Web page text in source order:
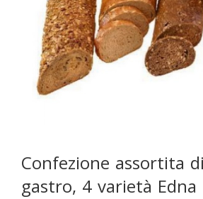
Confezione assortita
gastro, 4 varietà